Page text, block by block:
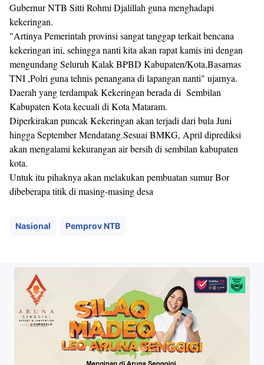
Gubernur NTB Sitti Rohmi Djalillah guna menghadapi
kekeringan.
"Artinya Pemerintah provinsi sangat tanggap terkait bencana
kekeringan ini, sehingga nanti kita akan rapat kamis ini dengan
mengundang Seluruh Kalak BPBD Kabupaten/Kota,Basarnas
TNI ,Polri guna tehnis penangana di lapangan nanti" ujarnya.
Daerah yang terdampak Kekeringan berada di Sembilan
Kabupaten Kota kecuali di Kota Mataram.
Diperkirakan puncak Kekeringan akan terjadi dari bula Juni
hingga September Mendatang.Sesuai BMKG, April diprediksi
akan mengalami kekurangan air bersih di sembilan kabupaten
kota.
Untuk itu pihaknya akan melakukan pembuatan sumur Bor
dibeberapa titik di masing-masing desa
Nasional Pemprov NTB